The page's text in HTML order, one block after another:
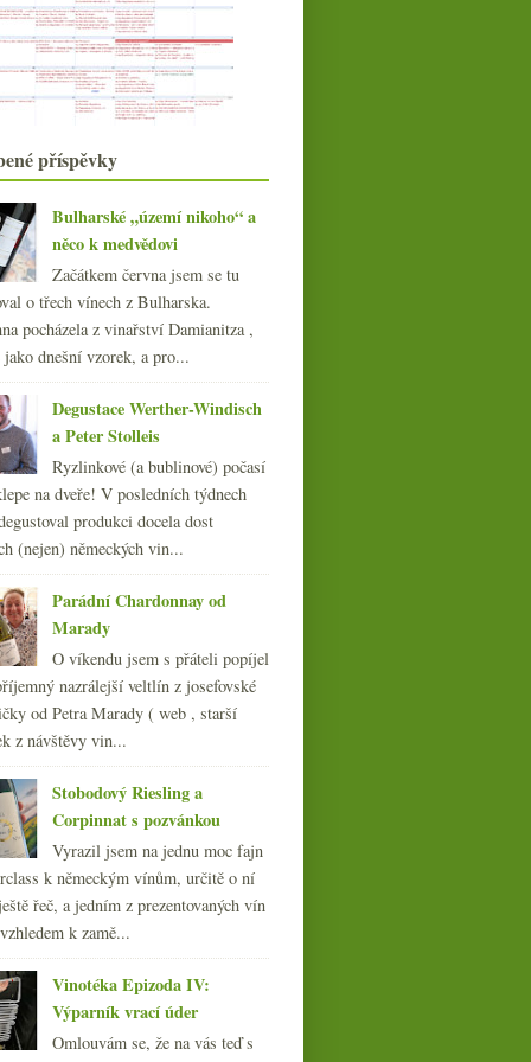
Komiksové Bordeaux
A.K.A
Šumivé sommeliérské plky a
sponzoring blogu
Červená od Voillota a bílá Fontaine-
Gagnard
Churchill rozhazovačný, ceny vína a
diplomatická r...
listopadu(20)
října(20)
září (21)
srpna(21)
července(23)
června(22)
května(19)
dubna(21)
března(22)
února(20)
ledna (21)
(254)
(249)
(254)
(252)
(249)
(249)
(270)
(108)
příspěvky
Bulharské „území nikoho“ a
něco k medvědovi
Začátkem června jsem se tu
o třech vínech z Bulharska.
pocházela z vinařství Damianitza ,
jako dnešní vzorek, a pro...
Degustace Werther-Windisch
a Peter Stolleis
Ryzlinkové (a bublinové) počasí
na dveře! V posledních týdnech
produkci docela dost
(nejen) německých vin...
Parádní Chardonnay od
Marady
O víkendu jsem s přáteli popíjel
nazrálejší veltlín z josefovské
od Petra Marady ( web , starší
z návštěvy vin...
Stobodový Riesling a
Corpinnat s pozvánkou
Vyrazil jsem na jednu moc fajn
k německým vínům, určitě o ní
řeč, a jedním z prezentovaných vín
k zamě...
Vinotéka Epizoda IV:
Výparník vrací úder
Omlouvám se, že na vás teď s